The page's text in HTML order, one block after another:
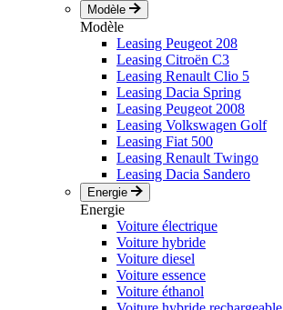
Modèle
Modèle
Leasing Peugeot 208
Leasing Citroën C3
Leasing Renault Clio 5
Leasing Dacia Spring
Leasing Peugeot 2008
Leasing Volkswagen Golf
Leasing Fiat 500
Leasing Renault Twingo
Leasing Dacia Sandero
Energie
Energie
Voiture électrique
Voiture hybride
Voiture diesel
Voiture essence
Voiture éthanol